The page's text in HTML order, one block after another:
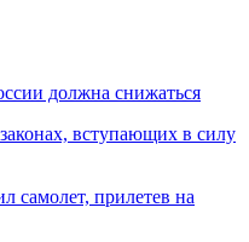
должна снижаться
вступающих в силу
самолет, прилетев на